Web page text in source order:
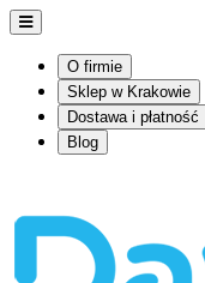
O firmie
Sklep w Krakowie
Dostawa i płatność
Blog